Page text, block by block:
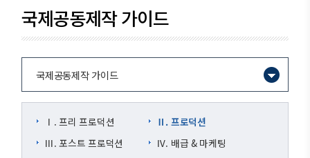
국제공동제작 가이드
국제공동제작 가이드
Ⅰ. 프리 프로덕션
Ⅱ. 프로덕션
Ⅲ. 포스트 프로덕션
Ⅳ. 배급 & 마케팅